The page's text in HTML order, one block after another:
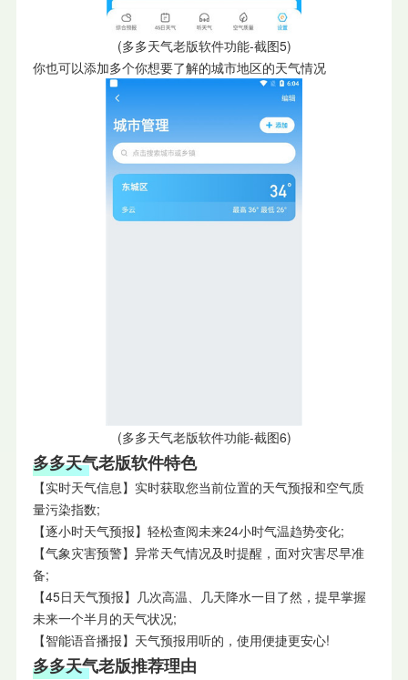
(多多天气老版软件功能-截图5)
你也可以添加多个你想要了解的城市地区的天气情况
(多多天气老版软件功能-截图6)
多多天气老版软件特色
【实时天气信息】实时获取您当前位置的天气预报和空气质
量污染指数;
【逐小时天气预报】轻松查阅未来24小时气温趋势变化;
【气象灾害预警】异常天气情况及时提醒，面对灾害尽早准
备;
【45日天气预报】几次高温、几天降水一目了然，提早掌握
未来一个半月的天气状况;
【智能语音播报】天气预报用听的，使用便捷更安心!
多多天气老版推荐理由